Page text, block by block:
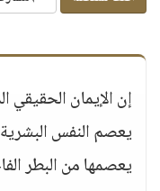
إن الإيمان الحقيقي
يعصم النفس
يعصمها من البطر